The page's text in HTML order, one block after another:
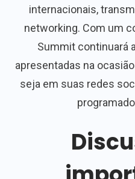
internacionais,
networking. Com um
Summit continuará
apresentadas na
seja em suas redes